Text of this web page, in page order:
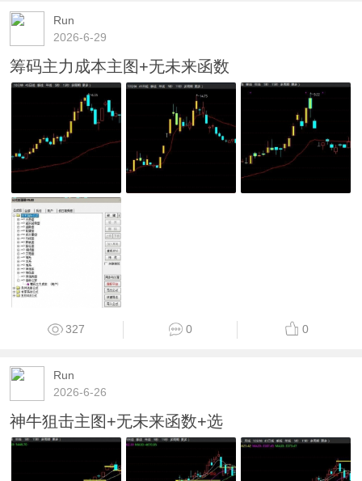
Run
2026-6-29
筹码主力成本主图+无未来函数
327 0 0
Run
2026-6-26
神牛狙击主图+无未来函数+选